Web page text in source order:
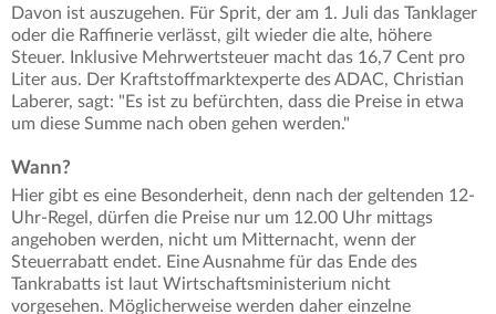
Davon ist auszugehen. Für Sprit, der am 1. Juli das Tanklager
oder die Raffinerie verlässt, gilt wieder die alte, höhere
Steuer. Inklusive Mehrwertsteuer macht das 16,7 Cent pro
Liter aus. Der Kraftstoffmarktexperte des ADAC, Christian
Laberer, sagt: "Es ist zu befürchten, dass die Preise in etwa
um diese Summe nach oben gehen werden."
Wann?
Hier gibt es eine Besonderheit, denn nach der geltenden 12-
Uhr-Regel, dürfen die Preise nur um 12.00 Uhr mittags
angehoben werden, nicht um Mitternacht, wenn der
Steuerrabatt endet. Eine Ausnahme für das Ende des
Tankrabatts ist laut Wirtschaftsministerium nicht
vorgesehen. Möglicherweise werden daher einzelne